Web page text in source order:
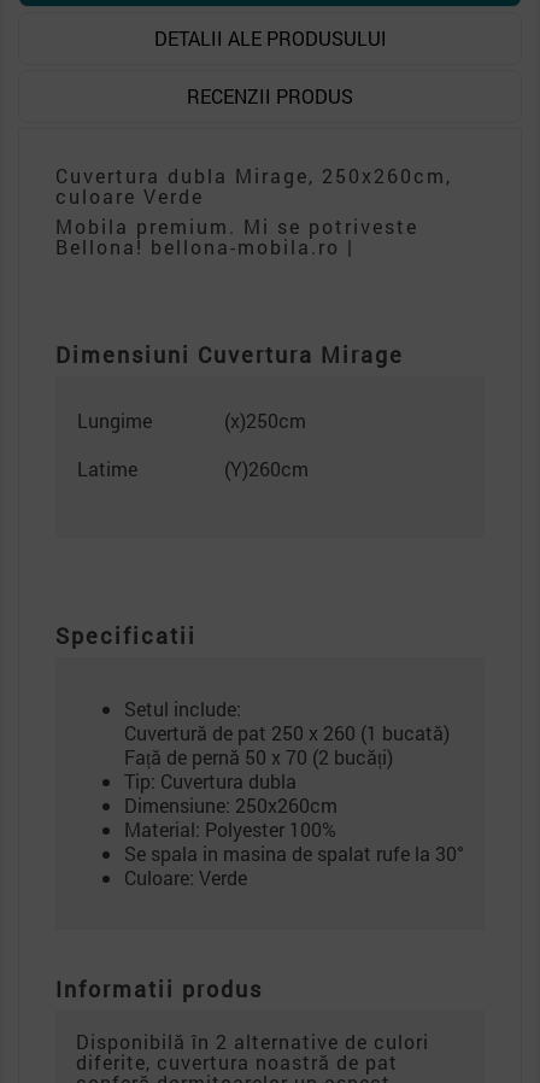
DETALII ALE PRODUSULUI
RECENZII PRODUS
Cuvertura dubla Mirage, 250x260cm,
culoare Verde
Mobila premium. Mi se potriveste
Bellona! bellona-mobila.ro |
Dimensiuni Cuvertura Mirage
Lungime
(x)250cm
Latime
(Y)260cm
Specificatii
Setul include:
Cuvertură de pat 250 x 260 (1 bucată)
Față de pernă 50 x 70 (2 bucăți)
Tip: Cuvertura dubla
Dimensiune: 250x260cm
Material: Polyester 100%
Se spala in masina de spalat rufe la 30°
Culoare: Verde
Informatii produs
Disponibilă în 2 alternative de culori
diferite, cuvertura noastră de pat